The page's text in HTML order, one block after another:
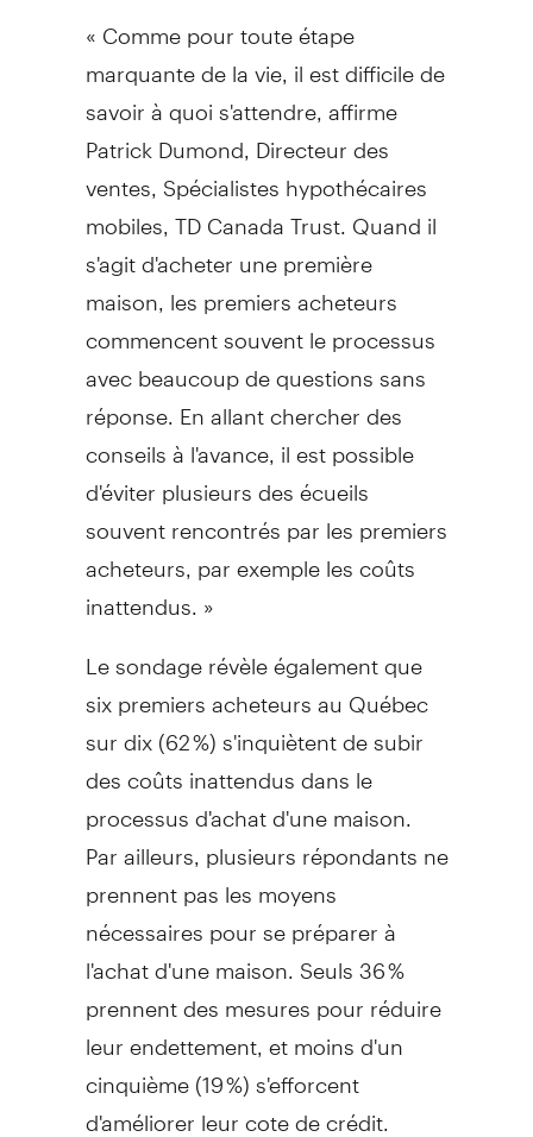
« Comme pour toute étape
marquante de la vie, il est difficile de
savoir à quoi s'attendre, affirme
Patrick Dumond , Directeur des
ventes, Spécialistes hypothécaires
mobiles, TD Canada Trust. Quand il
s'agit d'acheter une première
maison, les premiers acheteurs
commencent souvent le processus
avec beaucoup de questions sans
réponse. En allant chercher des
conseils à l'avance, il est possible
d'éviter plusieurs des écueils
souvent rencontrés par les premiers
acheteurs, par exemple les coûts
inattendus. »
Le sondage révèle également que
six premiers acheteurs au Québec
sur dix (62 %) s'inquiètent de subir
des coûts inattendus dans le
processus d'achat d'une maison.
Par ailleurs, plusieurs répondants ne
prennent pas les moyens
nécessaires pour se préparer à
l'achat d'une maison. Seuls 36 %
prennent des mesures pour réduire
leur endettement, et moins d'un
cinquième (19 %) s'efforcent
d'améliorer leur cote de crédit.